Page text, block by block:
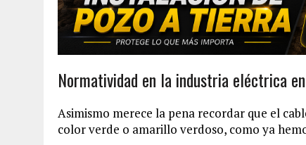
Normatividad en la industria eléctrica
Asimismo merece la pena recordar que el
color verde o amarillo verdoso, como ya